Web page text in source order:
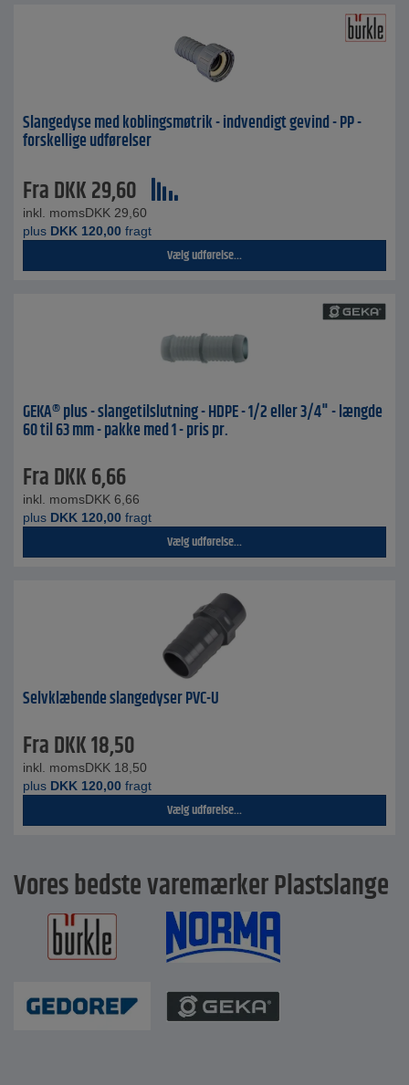
Slangedyse med koblingsmøtrik - indvendigt gevind - PP -
forskellige udførelser
FraDKK29,60
inkl. momsDKK 29,60
plus DKK 120,00 fragt
Vælg udførelse...
GEKA® plus - slangetilslutning - HDPE - 1/2 eller 3/4" - længde
60 til 63 mm - pakke med 1 - pris pr.
FraDKK6,66
inkl. momsDKK 6,66
plus DKK 120,00 fragt
Vælg udførelse...
Selvklæbende slangedyser PVC-U
FraDKK18,50
inkl. momsDKK 18,50
plus DKK 120,00 fragt
Vælg udførelse...
Vores bedste varemærker Plastslange